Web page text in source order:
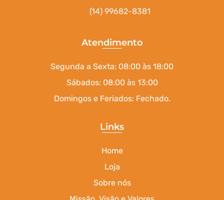
(14) 99682-8381
Atendimento
Segunda a Sexta: 08:00 às 18:00
Sábados: 08:00 às 13:00
Domingos e Feriados: Fechado.
Links
Home
Loja
Sobre nós